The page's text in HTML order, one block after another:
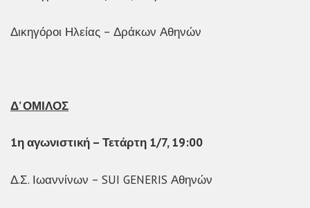
Δικηγόροι Ηλείας – Δράκων Αθηνών
Δ’ ΟΜΙΛΟΣ
1η αγωνιστική – Τετάρτη 1/7, 19:00
Δ.Σ. Ιωαννίνων – SUI GENERIS Αθηνών